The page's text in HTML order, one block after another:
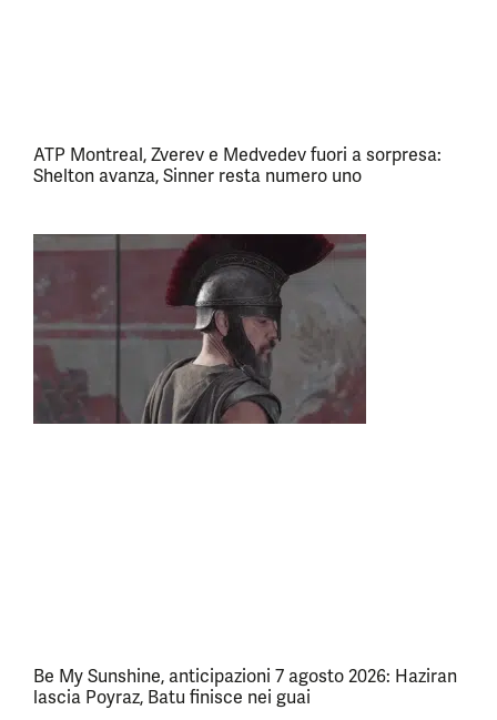
ATP Montreal, Zverev e Medvedev fuori a sorpresa:
Shelton avanza, Sinner resta numero uno
Be My Sunshine, anticipazioni 7 agosto 2026: Haziran
lascia Poyraz, Batu finisce nei guai